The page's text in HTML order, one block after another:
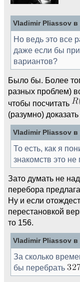
Vladimir Pliassov в
Но ведь это все
даже если бы
вариантов?
Было бы. Более
разных проблем)
чтобы посчитать
(разумно)
Vladimir Pliassov в
То есть, как я
знакомств это
Зато думать не
перебора
Ну и если
перестановкой
то 156.
Vladimir Pliassov в
За сколько
бы перебрать